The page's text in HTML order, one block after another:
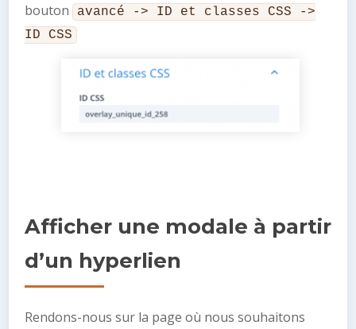
bouton avancé -> ID et classes CSS ->
ID CSS
Afficher une modale à partir
d’un hyperlien
Rendons-nous sur la page où nous souhaitons